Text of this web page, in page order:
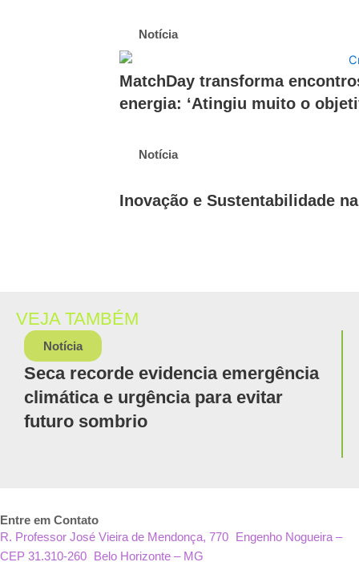
Notícia
MatchDay transforma
energia: ‘Atingiu muito o
Notícia
Inovação e Sustentabilidade
VEJA TAMBÉM
Notícia
Seca recorde evidencia emergência
climática e urgência para evitar
futuro sombrio
Entre em Contato
R. Professor José Vieira de Mendonça, 770 Engenho Nogueira –
CEP 31.310-260 Belo Horizonte – MG